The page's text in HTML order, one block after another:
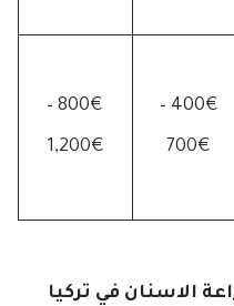
400€ –
700€
800€ –
1,200€
الاسنان في تركيا